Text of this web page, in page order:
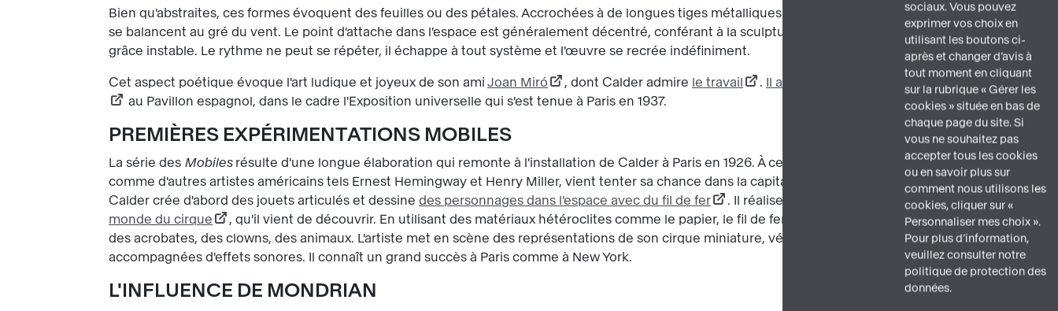
sociaux. Vous pouvez
exprimer vos choix en
utilisant les boutons ci-
après et changer d’avis à
tout moment en cliquant
sur la rubrique « Gérer les
cookies » située en bas de
chaque page du site. Si
vous ne souhaitez pas
accepter tous les cookies
ou en savoir plus sur
comment nous utilisons les
cookies, cliquer sur «
Personnaliser mes choix ».
Pour plus d’information,
veuillez consulter notre
politique de protection des
données.
Bien qu'abstraites, ces formes évoquent des feuilles ou des pétales. Accrochées à de longues tiges métalliques placées en équilibre, elles
se balancent au gré du vent. Le point d'attache dans l'espace est généralement décentré, conférant à la sculpture une impression de
grâce instable. Le rythme ne peut se répéter, il échappe à tout système et l'œuvre se recrée indéfiniment.
Cet aspect poétique évoque l'art ludique et joyeux de son ami Joan Miró , dont Calder admire le travail . Il a d'ailleurs exposé avec lui
au Pavillon espagnol, dans le cadre l'Exposition universelle qui s'est tenue à Paris en 1937.
PREMIÈRES EXPÉRIMENTATIONS MOBILES
La série des Mobilesrésulte d'une longue élaboration qui remonte à l'installation de Calder à Paris en 1926. À cette date, le jeune sculpteur,
comme d'autres artistes américains tels Ernest Hemingway et Henry Miller, vient tenter sa chance dans la capitale française qui le fascine.
Calder crée d'abord des jouets articulés et dessine des personnages dans l'espace avec du fil de fer
. Il réalise tout un univers lié au
monde du cirque
, qu'il vient de découvrir. En utilisant des matériaux hétéroclites comme le papier, le fil de fer, la ficelle, il donne vie à
des acrobates, des clowns, des animaux. L'artiste met en scène des représentations de son cirque miniature, véritables performances
accompagnées d'effets sonores. Il connaît un grand succès à Paris comme à New York.
L'INFLUENCE DE MONDRIAN